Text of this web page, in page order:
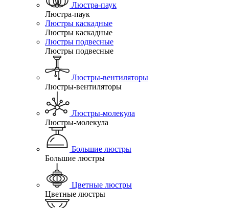
Люстра-паук
Люстра-паук
Люстры каскадные
Люстры каскадные
Люстры подвесные
Люстры подвесные
Люстры-вентиляторы
Люстры-вентиляторы
Люстры-молекула
Люстры-молекула
Большие люстры
Большие люстры
Цветные люстры
Цветные люстры